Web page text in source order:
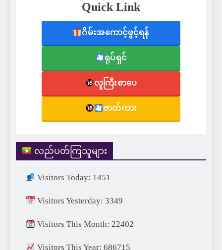
Quick Link
ဂိမ်းအကောင့်ဖွင့်ရန်
ရုပ်ရှင်
လူကြီးစာပေ
ဇာတ်ကား
လည်ပတ်ကြသူများ
Visitors Today: 1451
Visitors Yesterday: 3349
Visitors This Month: 22402
Visitors This Year: 686715